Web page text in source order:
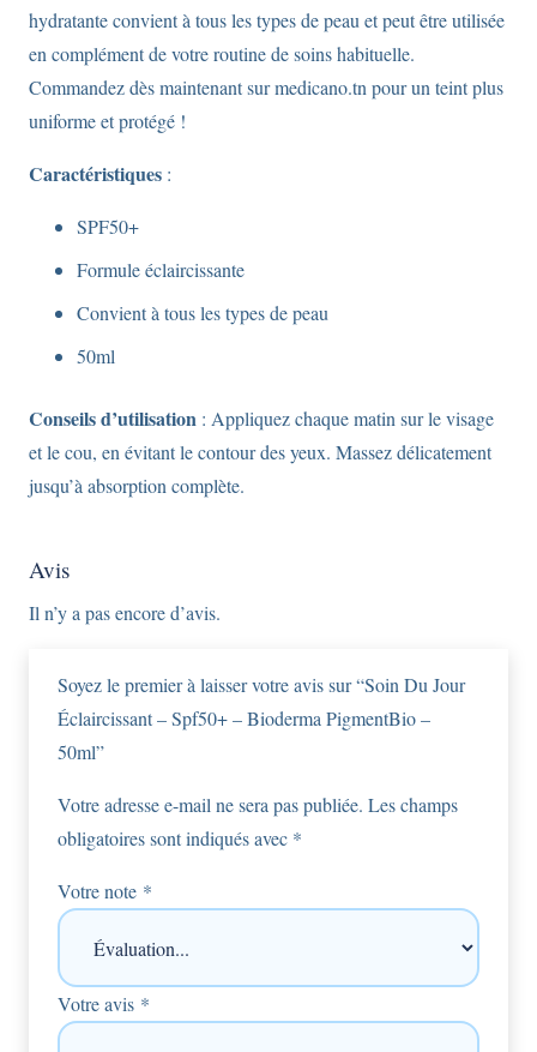
hydratante convient à tous les types de peau et peut être utilisée
en complément de votre routine de soins habituelle.
Commandez dès maintenant sur medicano.tn pour un teint plus
uniforme et protégé !
Caractéristiques :
SPF50+
Formule éclaircissante
Convient à tous les types de peau
50ml
Conseils d’utilisation : Appliquez chaque matin sur le visage
et le cou, en évitant le contour des yeux. Massez délicatement
jusqu’à absorption complète.
Avis
Il n’y a pas encore d’avis.
Soyez le premier à laisser votre avis sur “Soin Du Jour
Éclaircissant – Spf50+ – Bioderma PigmentBio –
50ml”
Votre adresse e-mail ne sera pas publiée. Les champs
obligatoires sont indiqués avec *
Votre note *
Votre avis *